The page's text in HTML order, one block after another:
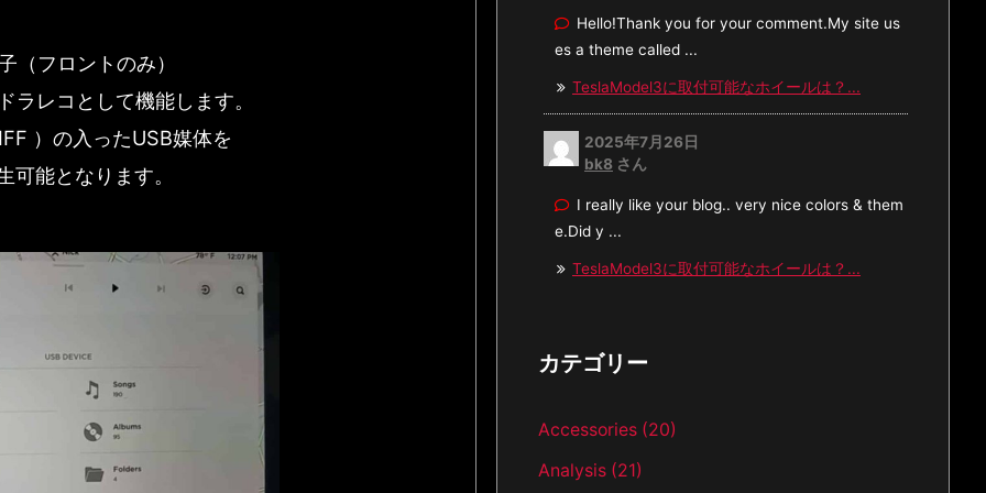
（フロントのみ）
レコとして機能します。
）の入ったUSB媒体を
能となります。
Hello!Thank you for your comment.My site us
es a theme called ...
TeslaModel3に取付可能なホイールは？...
2025年7月26日
bk8 さん
I really like your blog.. very nice colors & them
e.Did y ...
TeslaModel3に取付可能なホイールは？...
カテゴリー
Accessories (20)
Analysis (21)